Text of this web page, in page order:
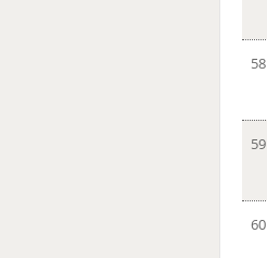
58
59
60